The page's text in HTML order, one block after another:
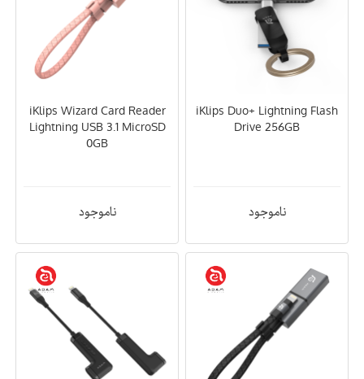
iKlips Duo+ Lightning Flash
Drive 256GB
ناموجود
iKlips Wizard Card Reader
Lightning USB 3.1 MicroSD
0GB
ناموجود